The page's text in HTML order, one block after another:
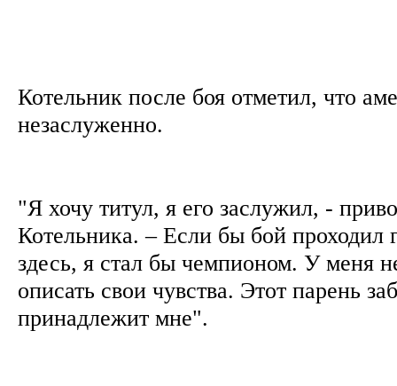
Котельник после боя отметил, что
незаслуженно.
"Я хочу титул, я его заслужил, -
Котельника. – Если бы бой проходил
здесь, я стал бы чемпионом. У меня
описать свои чувства. Этот парень
принадлежит мне".